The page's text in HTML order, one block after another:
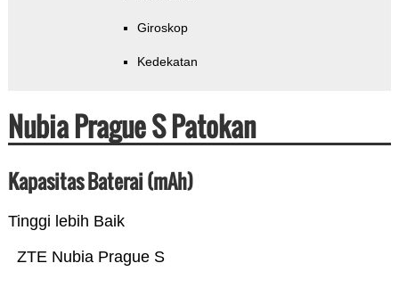
Giroskop
Kedekatan
Nubia Prague S Patokan
Kapasitas Baterai (mAh)
Tinggi lebih Baik
ZTE Nubia Prague S